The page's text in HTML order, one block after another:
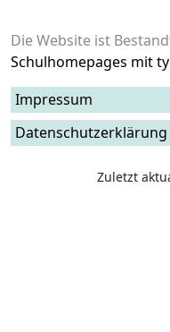
Die Website ist
Schulhomepages mit
Impressum
Datenschutzerklärung
Zuletzt